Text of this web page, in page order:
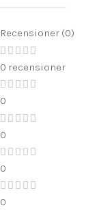
Recensioner (0)
0 recensioner
0
0
0
0